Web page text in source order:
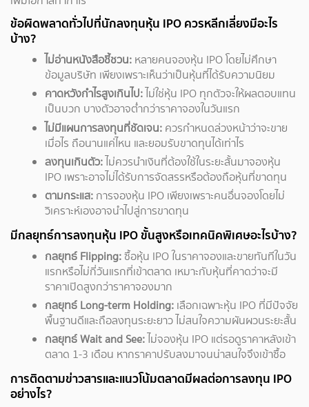
ข้อผิดพลาดทั่วไปที่นักลงทุนหุ้น IPO ควรหลีกเลี่ยงมีอะไร
บ้าง?
ไม่อ่านหนังสือชี้ชวน: หลายคนจองหุ้น IPO โดยไม่ศึกษา
ข้อมูลบริษัท เพียงเพราะเห็นว่าเป็นหุ้นที่ได้รับความนิยม
คาดหวังกำไรสูงเกินไป: ไม่ใช่หุ้น IPO ทุกตัวจะให้ผลตอบแทน
เป็นบวก บางตัวอาจต่ำกว่าราคาจองในวันแรก
ไม่มีแผนการลงทุนที่ชัดเจน: ควรกำหนดล่วงหน้าว่าจะขาย
เมื่อไร ถือนานแค่ไหน และยอมรับขาดทุนได้เท่าไร
ลงทุนเกินตัว: ไม่ควรนำเงินที่ต้องใช้ในระยะสั้นมาจองหุ้น
IPO เพราะอาจไม่ได้รับการจัดสรรหรือต้องถือหุ้นที่ขาดทุน
ตามกระแส: การจองหุ้น IPO เพียงเพราะคนอื่นจองโดยไม่
วิเคราะห์เองอาจนำไปสู่การขาดทุน
มีกลยุทธ์การลงทุนหุ้น IPO ขั้นสูงหรือเทคนิคพิเศษอะไรบ้าง?
กลยุทธ์ Flipping:ซื้อหุ้น IPO ในราคาจองและขายทันทีในวัน
แรกหรือไม่กี่วันแรกที่เข้าตลาด เหมาะกับหุ้นที่คาดว่าจะมี
ราคาเปิดสูงกว่าราคาจองมาก
กลยุทธ์ Long-term Holding: เลือกเฉพาะหุ้น IPO ที่มีปัจจัย
พื้นฐานดีและถือลงทุนระยะยาว ไม่สนใจความผันผวนระยะสั้น
กลยุทธ์ Wait and See: ไม่จองหุ้น IPO แต่รอดูราคาหลังเข้า
ตลาด 1-3 เดือน หากราคาปรับลงมาจนน่าสนใจจึงเข้าซื้อ
การติดตามข่าวสารและแนวโน้มตลาดมีผลต่อการลงทุน IPO
อย่างไร?